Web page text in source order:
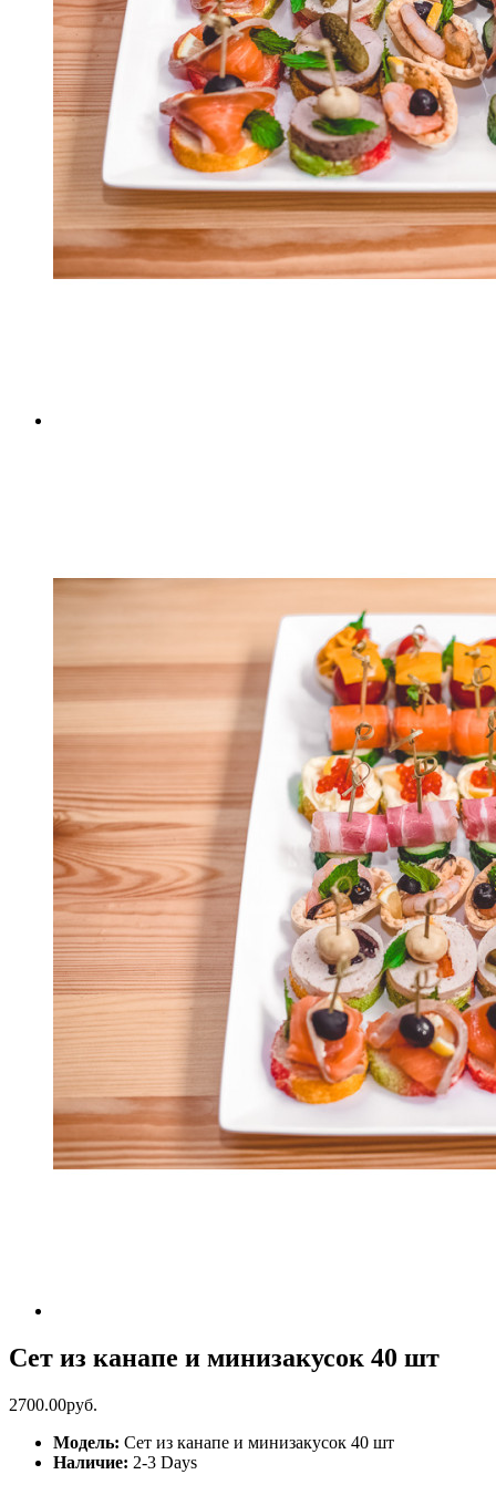
Сет из канапе и минизакусок 40 шт
2700.00руб.
Модель: Сет из канапе и минизакусок 40 шт
Наличие: 2-3 Days